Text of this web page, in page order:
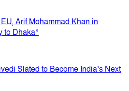
Arif Mohammad Khan in
to Dhaka”
Slated to Become India’s Next